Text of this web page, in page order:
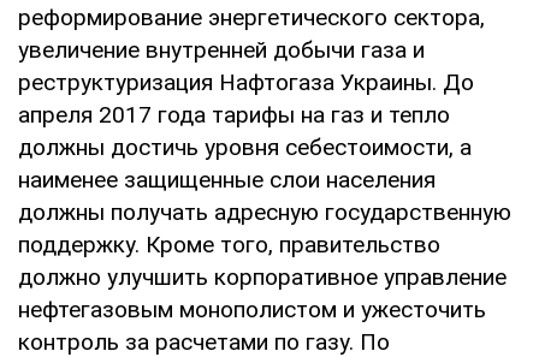
реформирование энергетического сектора,
увеличение внутренней добычи газа и
реструктуризация Нафтогаза Украины. До
апреля 2017 года тарифы на газ и тепло
должны достичь уровня себестоимости, а
наименее защищенные слои населения
должны получать адресную государственную
поддержку. Кроме того, правительство
должно улучшить корпоративное управление
нефтегазовым монополистом и ужесточить
контроль за расчетами по газу. По